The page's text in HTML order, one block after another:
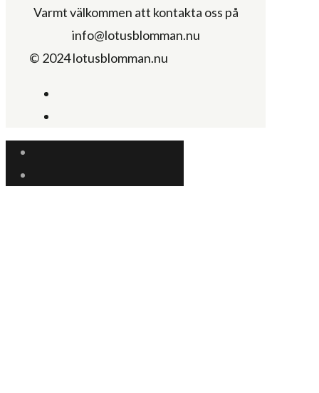
Varmt välkommen att kontakta oss på
info@lotusblomman.nu
© 2024 lotusblomman.nu